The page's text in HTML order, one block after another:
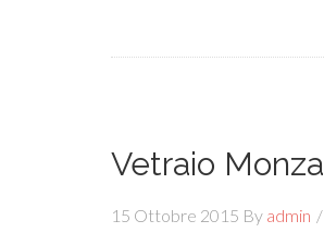
Vetraio Monza
15 Ottobre 2015 By admin